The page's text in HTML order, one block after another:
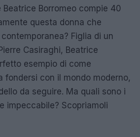
Borromeo compie 40
questa donna che
Figlia di un
Casiraghi, Beatrice
esempio di come
fondersi con il mondo moderno,
da seguire. Ma quali sono i
impeccabile? Scopriamoli